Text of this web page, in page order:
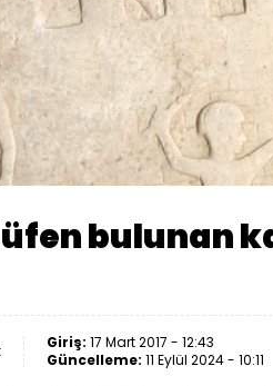
:
bulunan
Giriş: 17 Mart 2017 - 12:43
Güncelleme: 11 Eylül 2024 - 10:11